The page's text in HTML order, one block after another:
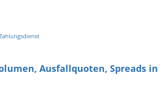
Ausfallquoten, Spreads in